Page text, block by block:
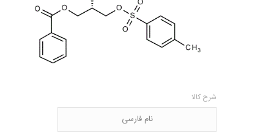
شرح کالا
نام فارسی